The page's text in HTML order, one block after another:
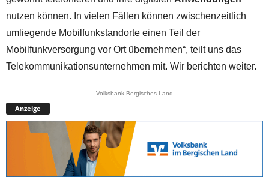
nutzen können. In vielen Fällen können zwischenzeitlich
umliegende Mobilfunkstandorte einen Teil der
Mobilfunkversorgung vor Ort übernehmen“, teilt uns das
Telekommunikationsunternehmen mit. Wir berichten weiter.
Volksbank Bergisches Land
Anzeige